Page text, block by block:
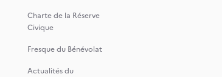
Charte de la Réserve
Civique
Fresque du Bénévolat
Actualités du